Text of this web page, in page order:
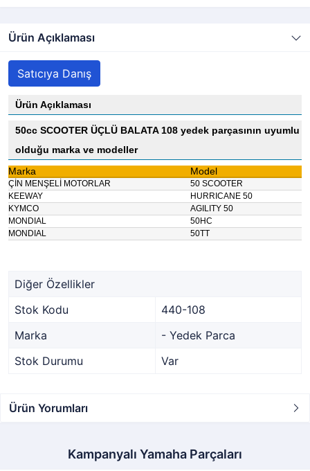
Ürün Açıklaması
Satıcıya Danış
Ürün Açıklaması
50cc SCOOTER ÜÇLÜ BALATA 108 yedek parçasının uyumlu
olduğu marka ve modeller
Marka
Model
ÇİN MENŞELİ MOTORLAR
50 SCOOTER
KEEWAY
HURRICANE 50
KYMCO
AGILITY 50
MONDIAL
50HC
MONDIAL
50TT
Diğer Özellikler
Stok Kodu
440-108
Marka
- Yedek Parca
Stok Durumu
Var
Ürün Yorumları
Kampanyalı Yamaha Parçaları